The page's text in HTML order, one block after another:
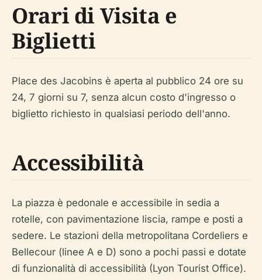
Orari di Visita e
Biglietti
Place des Jacobins è aperta al pubblico 24 ore su
24, 7 giorni su 7, senza alcun costo d'ingresso o
biglietto richiesto in qualsiasi periodo dell'anno.
Accessibilità
La piazza è pedonale e accessibile in sedia a
rotelle, con pavimentazione liscia, rampe e posti a
sedere. Le stazioni della metropolitana Cordeliers e
Bellecour (linee A e D) sono a pochi passi e dotate
di funzionalità di accessibilità (Lyon Tourist Office).